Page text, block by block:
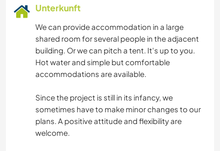
Unterkunft
We can provide accommodation in a large
shared room for several people in the adjacent
building. Or we can pitch a tent. It's up to you.
Hot water and simple but comfortable
accommodations are available.
Since the project is still in its infancy, we
sometimes have to make minor changes to our
plans. A positive attitude and flexibility are
welcome.